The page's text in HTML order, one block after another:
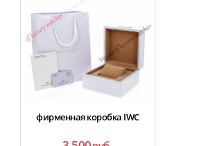
фирменная коробка IWC